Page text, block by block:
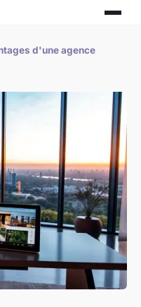
d'une agence